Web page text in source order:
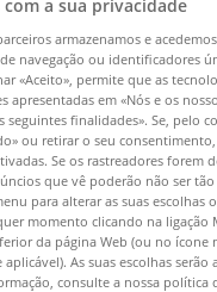
e Acessórios
e Construção
e PeçasLivrarias,
ViagensÓticas
Velho»
a sua privacidade
armazenamos e
navegação ou identificadores
«Aceito», permite que as
apresentadas em «Nós e os
seguintes finalidades». Se, pelo
ou retirar o seu
Se os rastreadores forem
que vê poderão não ser
para alterar as suas escolhas
momento clicando na ligação
da página Web (ou no ícone
As suas escolhas serão
consulte a nossa política